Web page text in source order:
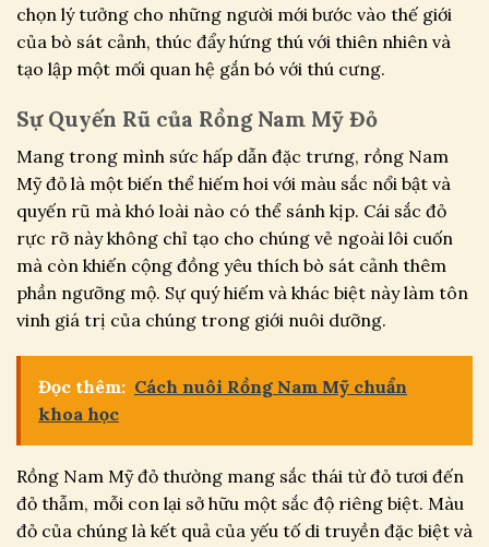
chọn lý tưởng cho những người mới bước vào thế giới
của bò sát cảnh, thúc đẩy hứng thú với thiên nhiên và
tạo lập một mối quan hệ gắn bó với thú cưng.
Sự Quyến Rũ của Rồng Nam Mỹ Đỏ
Mang trong mình sức hấp dẫn đặc trưng, rồng Nam
Mỹ đỏ là một biến thể hiếm hoi với màu sắc nổi bật và
quyến rũ mà khó loài nào có thể sánh kịp. Cái sắc đỏ
rực rỡ này không chỉ tạo cho chúng vẻ ngoài lôi cuốn
mà còn khiến cộng đồng yêu thích bò sát cảnh thêm
phần ngưỡng mộ. Sự quý hiếm và khác biệt này làm tôn
vinh giá trị của chúng trong giới nuôi dưỡng.
Đọc thêm: Cách nuôi Rồng Nam Mỹ chuẩn
khoa học
Rồng Nam Mỹ đỏ thường mang sắc thái từ đỏ tươi đến
đỏ thẫm, mỗi con lại sở hữu một sắc độ riêng biệt. Màu
đỏ của chúng là kết quả của yếu tố di truyền đặc biệt và